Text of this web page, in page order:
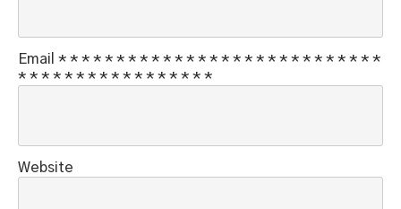
Email * * * * * * * * * * * * * * * * * * * * * * * * * * * *
* * * * * * * * * * * * * * * * *
Website